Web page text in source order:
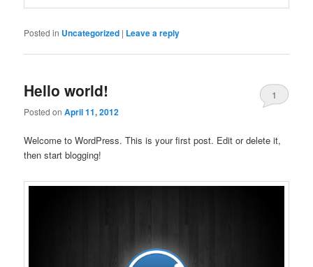
Posted in Uncategorized | Leave a reply
Hello world!
Posted onApril 11, 2012
1
Welcome to WordPress. This is your first post. Edit or delete it,
then start blogging!